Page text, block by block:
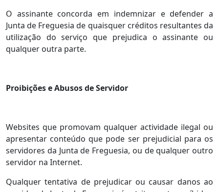
O assinante concorda em indemnizar e defender a
Junta de Freguesia de quaisquer créditos resultantes da
utilização do serviço que prejudica o assinante ou
qualquer outra parte.
Proibições e Abusos de Servidor
Websites que promovam qualquer actividade ilegal ou
apresentar conteúdo que pode ser prejudicial para os
servidores da Junta de Freguesia, ou de qualquer outro
servidor na Internet.
Qualquer tentativa de prejudicar ou causar danos ao